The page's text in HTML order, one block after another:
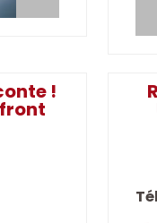
!
front